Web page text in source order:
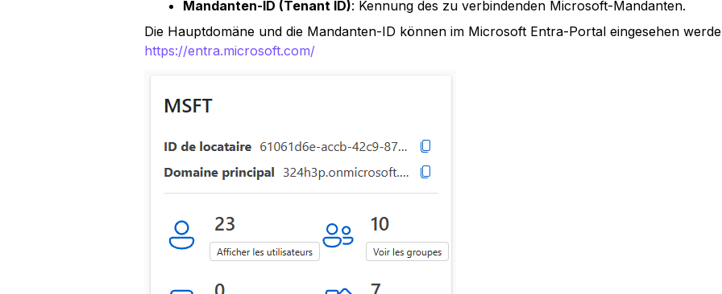
Mandanten-ID (Tenant ID): Kennung des zu verbindenden Microsoft-Mandanten.
Die Hauptdomäne und die Mandanten-ID können im Microsoft Entra-Portal eingesehen
https://entra.microsoft.com/